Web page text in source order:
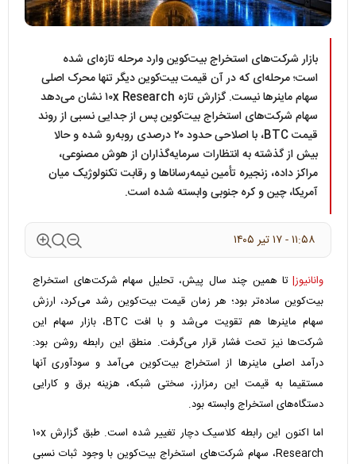
بازار شرکت‌های استخراج بیت‌کوین وارد مرحله تازه‌ای شده
است؛ مرحله‌ای که در آن قیمت بیت‌کوین دیگر تنها محرک اصلی
سهام ماینرها نیست. گزارش تازه ۱۰x Research نشان می‌دهد
سهام شرکت‌های استخراج بیت‌کوین پس از جدایی نسبی از روند
قیمت BTC، با اصلاحی حدود ۲۰ درصدی روبه‌رو شده و حالا
بیش از گذشته به انتظارات سرمایه‌گذاران از هوش مصنوعی،
مراکز داده، زنجیره تأمین نیمه‌رساناها و رقابت تکنولوژیک میان
آمریکا، چین و کره جنوبی وابسته شده است.
۱۱:۵۸ - ۱۷ تير ۱۴۰۵
وانانیوز| تا همین چند سال پیش، تحلیل سهام شرکت‌های استخراج
بیت‌کوین ساده‌تر بود؛ هر زمان قیمت بیت‌کوین رشد می‌کرد، ارزش
سهام ماینرها هم تقویت می‌شد و با افت BTC، بازار سهام این
شرکت‌ها نیز تحت فشار قرار می‌گرفت. منطق این رابطه روشن بود:
درآمد اصلی ماینرها از استخراج بیت‌کوین می‌آمد و سودآوری آنها
مستقیما به قیمت این رمزارز، سختی شبکه، هزینه برق و کارایی
دستگاه‌های استخراج وابسته بود.
اما اکنون این رابطه کلاسیک دچار تغییر شده است. طبق گزارش ۱۰x
Research، سهام شرکت‌های استخراج بیت‌کوین با وجود ثبات نسبی